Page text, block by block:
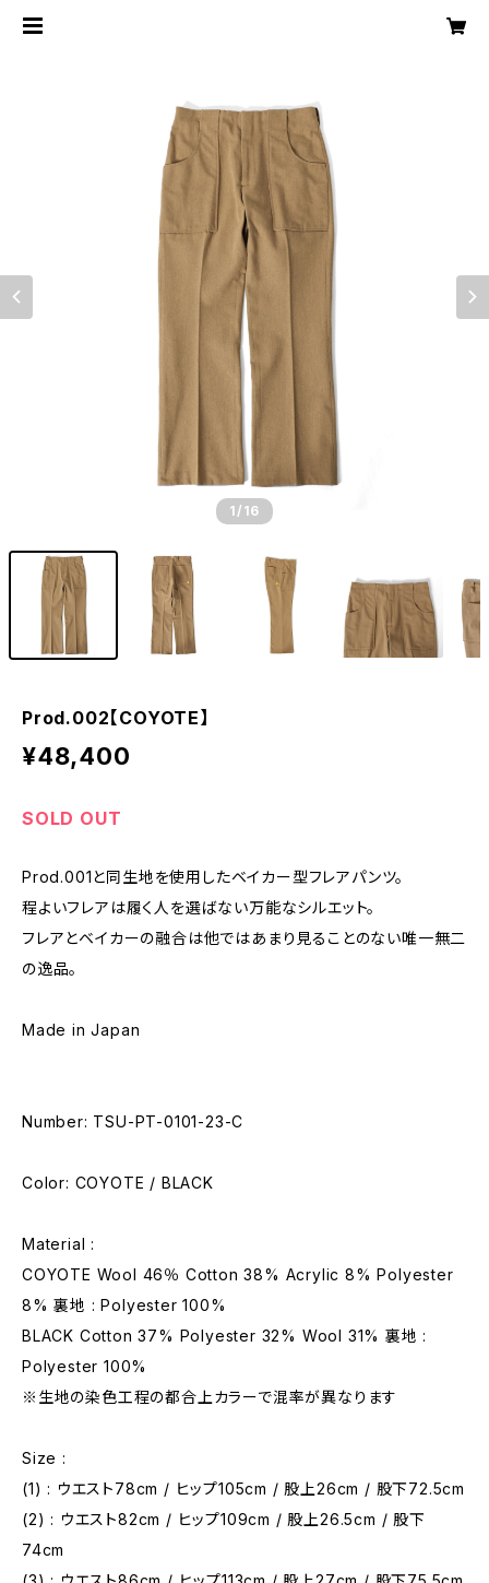
1 /16
Prod.002【COYOTE】
¥48,400
SOLD OUT
Prod.001と同生地を使用したベイカー型フレアパンツ。
程よいフレアは履く人を選ばない万能なシルエット。
フレアとベイカーの融合は他ではあまり見ることのない唯一無二
の逸品。
Made in Japan
Number: TSU-PT-0101-23-C
Color: COYOTE / BLACK
Material :
COYOTE Wool 46％ Cotton 38% Acrylic 8% Polyester
8% 裏地 : Polyester 100%
BLACK Cotton 37% Polyester 32% Wool 31% 裏地 :
Polyester 100%
※生地の染色工程の都合上カラーで混率が異なります
Size :
(1) : ウエスト78cm / ヒップ105cm / 股上26cm / 股下72.5cm
(2) : ウエスト82cm / ヒップ109cm / 股上26.5cm / 股下
74cm